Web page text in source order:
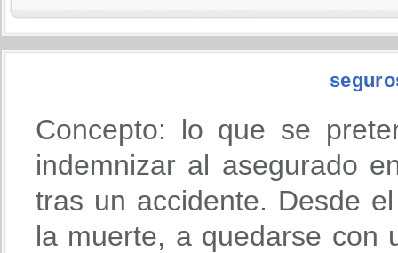
Concepto: lo que se
indemnizar al asegurado
tras un accidente. Desde
la muerte, a quedarse con